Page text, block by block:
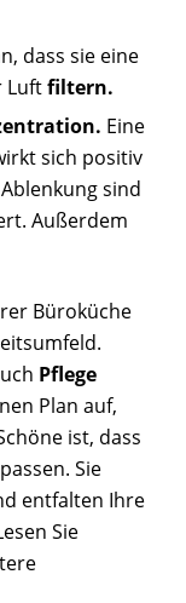
dass sie eine
Luftfiltern.
Eine
sich positiv
sind
Außerdem
Büroküche
Pflege
Plan auf,
ist, dass
Sie
entfalten Ihre
Sie